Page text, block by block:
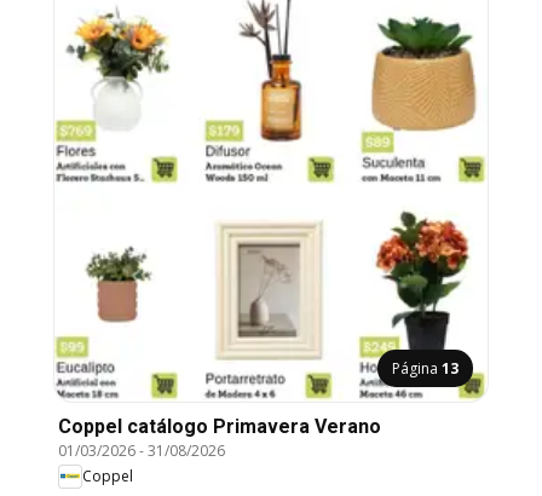
Página 13
Coppel catálogo Primavera Verano
01/03/2026-31/08/2026
Coppel